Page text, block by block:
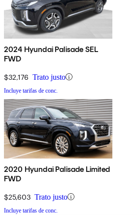
2024 Hyundai Palisade SEL
FWD
$32,176 Trato justo
Incluye tarifas de conc.
2020 Hyundai Palisade Limited
FWD
$25,603 Trato justo
Incluye tarifas de conc.